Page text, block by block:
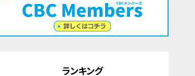
ランキング